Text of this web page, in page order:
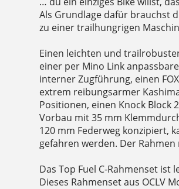
Als Grundlage dafür brauchst
zu einer trailhungrigen
Einen leichten und
einer per Mino Link
interner Zugführung, einen
extrem reibungsarmer
Positionen, einen Knock Block
Vorbau mit 35 mm
120 mm Federweg konzipiert,
gefahren werden. Der
Das Top Fuel C-Rahmenset ist
Dieses Rahmenset aus OCLV